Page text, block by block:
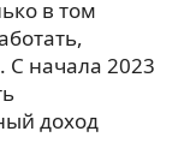
в том
С начала 2023
доход